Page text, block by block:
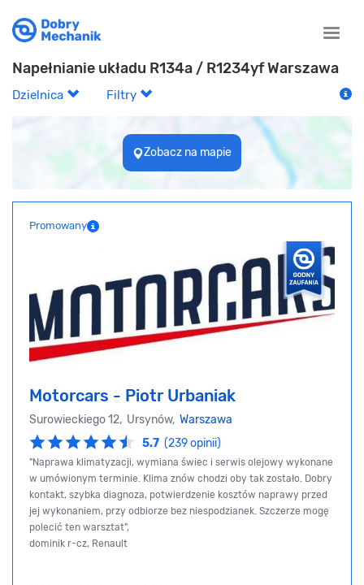
Toggle
Napełnianie układu R134a / R1234yf Warszawa
Dzielnica Filtry
Zobacz na mapie
Promowany
Motorcars - Piotr Urbaniak
Surowieckiego 12, Ursynów, Warszawa
5.7 (239 opinii)
"Naprawa klimatyzacji, wymiana świec i serwis olejowy wykonane
w umówionym terminie. Klima znów chodzi oby tak zostało. Dobry
kontakt, szybka diagnoza, potwierdzenie kosztów naprawy przed
jej wykonaniem, przy odbiorze bez niespodzianek. Szczerze mogę
polecić ten warsztat",
dominik r-cz, Renault